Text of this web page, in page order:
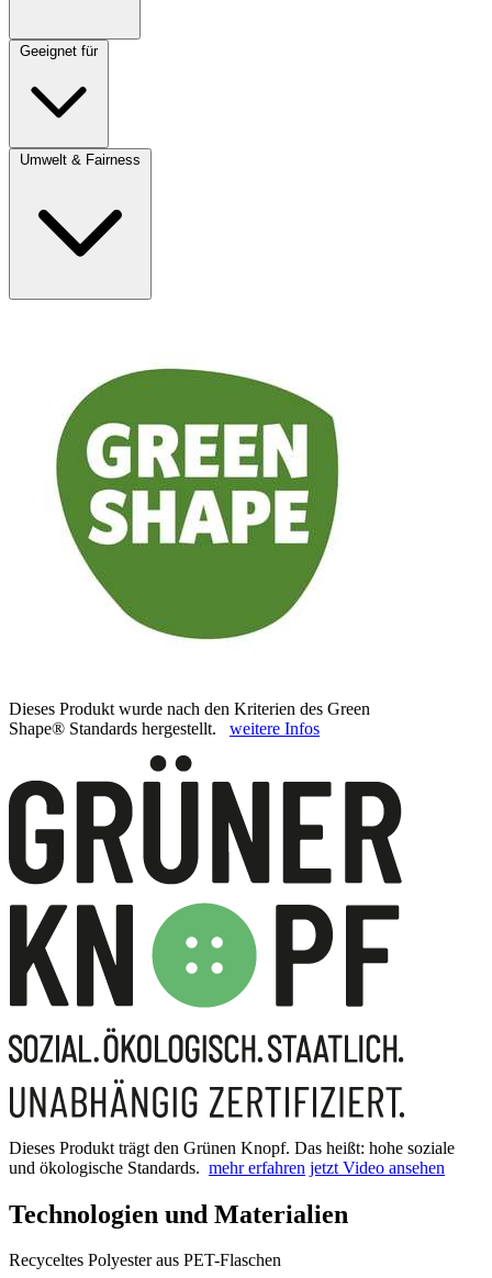
Geeignet für
Umwelt & Fairness
Dieses Produkt wurde nach den Kriterien des Green
Shape® Standards hergestellt. weitere Infos
Dieses Produkt trägt den Grünen Knopf. Das heißt: hohe soziale
und ökologische Standards. mehr erfahren jetzt Video ansehen
Technologien und Materialien
Recyceltes Polyester aus PET-Flaschen